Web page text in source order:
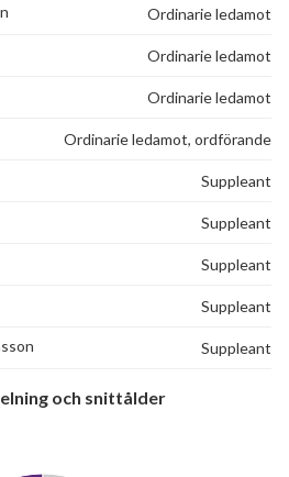
Ordinarie ledamot
Ordinarie ledamot
Ordinarie ledamot
Ordinarie ledamot, ordförande
Suppleant
Suppleant
Suppleant
Suppleant
Suppleant
och snittålder